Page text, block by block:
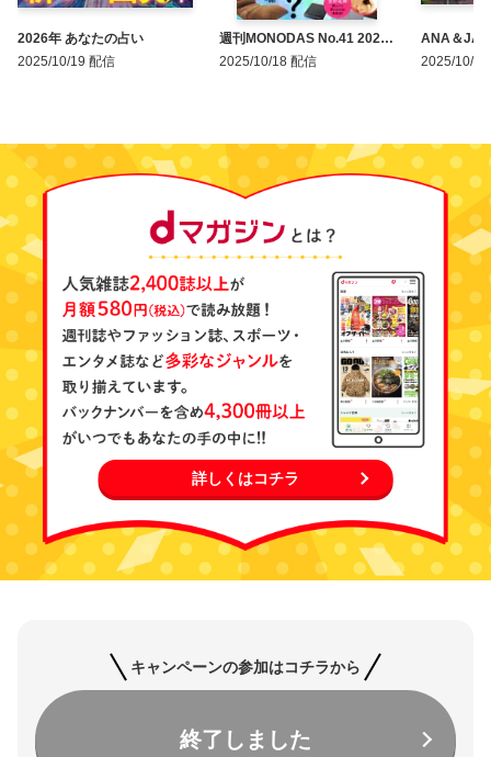
2026年 あなたの占い
2025/10/19 配信
週刊MONODAS No.41 2025/
10/18号
2025/10/18 配信
ANA＆JAL
年版
2025/10/18
詳しくはコチラ
キャンペーンの参加はコチラから
終了しました